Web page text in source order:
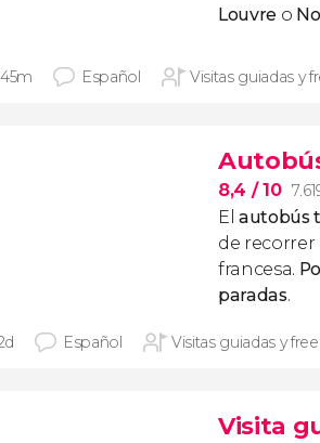
Louvre o
Español Visitas guiadas y
8,4 / 10
Elautobús
de recorrer
francesa.
paradas.
Español Visitas guiadas y
Visita